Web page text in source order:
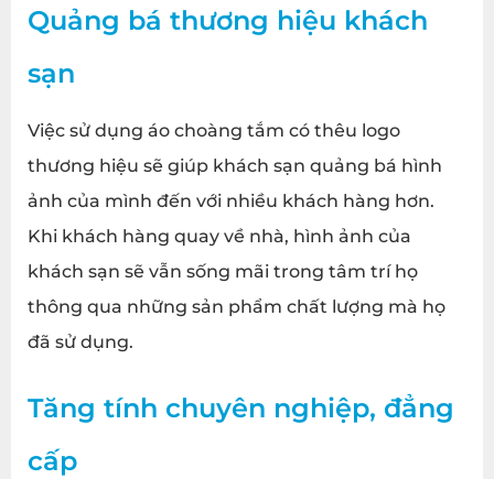
Quảng bá thương hiệu khách
sạn
Việc sử dụng áo choàng tắm có thêu logo
thương hiệu sẽ giúp khách sạn quảng bá hình
ảnh của mình đến với nhiều khách hàng hơn.
Khi khách hàng quay về nhà, hình ảnh của
khách sạn sẽ vẫn sống mãi trong tâm trí họ
thông qua những sản phẩm chất lượng mà họ
đã sử dụng.
Tăng tính chuyên nghiệp, đẳng
cấp